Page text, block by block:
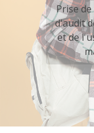
Prise
d'audit
et de